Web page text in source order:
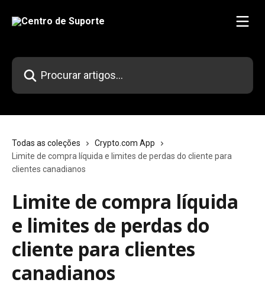
Procurar artigos...
Todas as coleções
Crypto.com App
Limite de compra líquida e limites de perdas do cliente para
clientes canadianos
Limite de compra líquida
e limites de perdas do
cliente para clientes
canadianos